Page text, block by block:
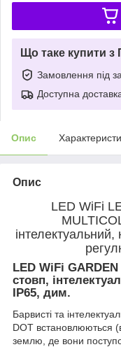
Що таке купити з
Замовлення під
Доступна
Опис
Опис
LED WiFi
LED WiFi
стовп,
IP65, дим.
Барвисті та
DOT встановлюються
землю, де вони